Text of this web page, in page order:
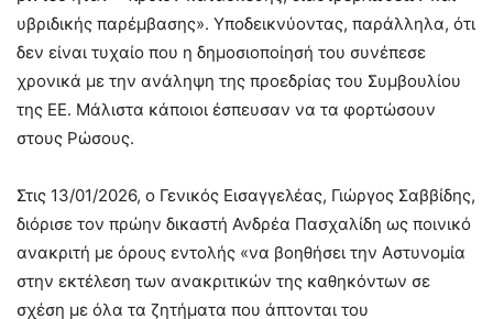
υβριδικής παρέμβασης». Υποδεικνύοντας, παράλληλα, ότι
δεν είναι τυχαίο που η δημοσιοποίησή του συνέπεσε
χρονικά με την ανάληψη της προεδρίας του Συμβουλίου
της ΕΕ. Μάλιστα κάποιοι έσπευσαν να τα φορτώσουν
στους Ρώσους.
Στις 13/01/2026, ο Γενικός Εισαγγελέας, Γιώργος Σαββίδης,
διόρισε τον πρώην δικαστή Ανδρέα Πασχαλίδη ως ποινικό
ανακριτή με όρους εντολής «να βοηθήσει την Αστυνομία
στην εκτέλεση των ανακριτικών της καθηκόντων σε
σχέση με όλα τα ζητήματα που άπτονται του